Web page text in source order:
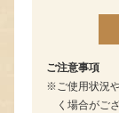
ご注意事項
ご使用状況
く場合がご